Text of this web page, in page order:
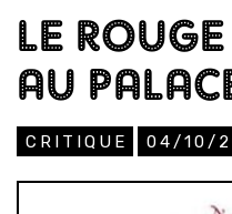
LE
AU
CRITIQUE 04/10/